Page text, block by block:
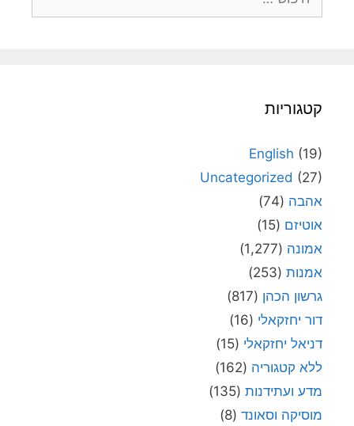
קטגוריות
English (19)
Uncategorized (27)
אהבה (74)
אוטיזם (15)
אמונה (1,277)
אמנות (253)
גרשון הכהן (817)
דור יחזקאלי (16)
דניאל יחזקאלי (15)
ללא קטגוריה (162)
מדע ועתידנות (135)
מוסיקה וסאונד (8)